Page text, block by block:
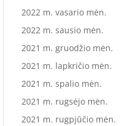
2022 m. vasario mėn.
2022 m. sausio mėn.
2021 m. gruodžio mėn.
2021 m. lapkričio mėn.
2021 m. spalio mėn.
2021 m. rugsėjo mėn.
2021 m. rugpjūčio mėn.